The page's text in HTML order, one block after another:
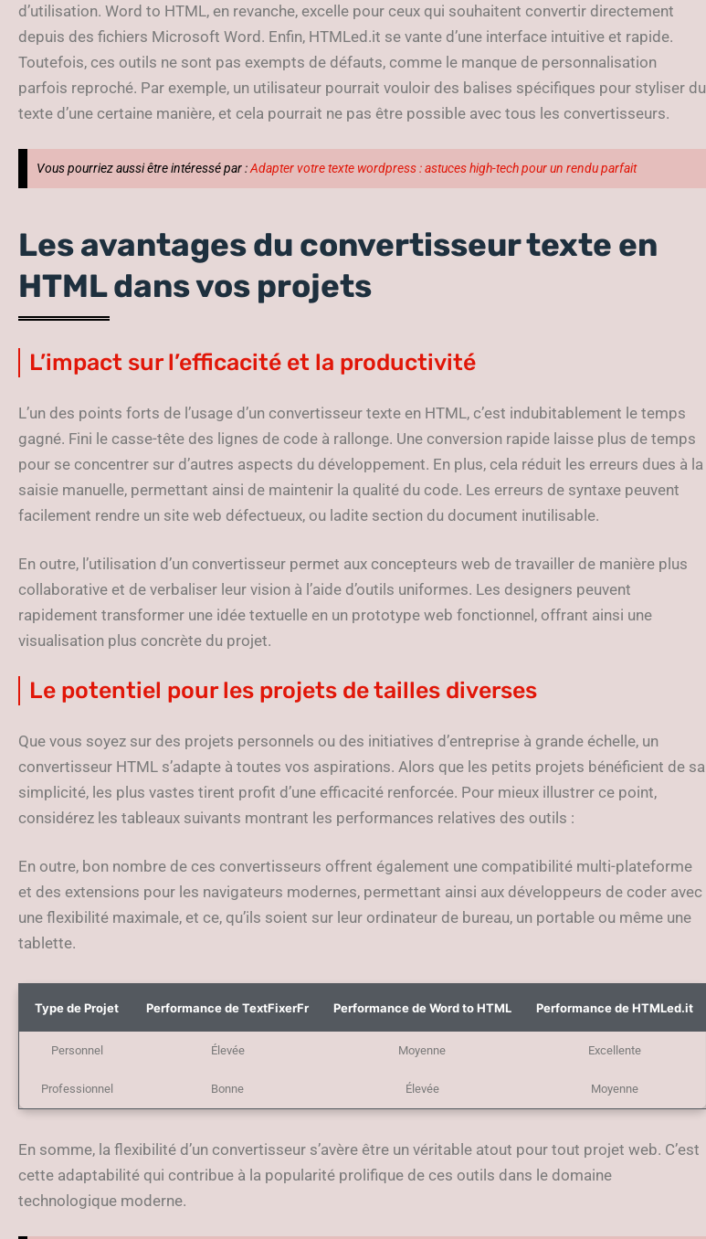
d’utilisation. Word to HTML, en revanche, excelle pour ceux qui souhaitent convertir directement
depuis des fichiers Microsoft Word. Enfin, HTMLed.it se vante d’une interface intuitive et rapide.
Toutefois, ces outils ne sont pas exempts de défauts, comme le manque de personnalisation
parfois reproché. Par exemple, un utilisateur pourrait vouloir des balises spécifiques pour styliser du
texte d’une certaine manière, et cela pourrait ne pas être possible avec tous les convertisseurs.
Vous pourriez aussi être intéressé par :Adapter votre texte wordpress : astuces high-tech pour un rendu parfait
Les avantages du convertisseur texte en
HTML dans vos projets
L’impact sur l’efficacité et la productivité
L’un des points forts de l’usage d’un convertisseur texte en HTML, c’est indubitablement le temps
gagné. Fini le casse-tête des lignes de code à rallonge. Une conversion rapide laisse plus de temps
pour se concentrer sur d’autres aspects du développement. En plus, cela réduit les erreurs dues à la
saisie manuelle, permettant ainsi de maintenir la qualité du code. Les erreurs de syntaxe peuvent
facilement rendre un site web défectueux, ou ladite section du document inutilisable.
En outre, l’utilisation d’un convertisseur permet aux concepteurs web de travailler de manière plus
collaborative et de verbaliser leur vision à l’aide d’outils uniformes. Les designers peuvent
rapidement transformer une idée textuelle en un prototype web fonctionnel, offrant ainsi une
visualisation plus concrète du projet.
Le potentiel pour les projets de tailles diverses
Que vous soyez sur des projets personnels ou des initiatives d’entreprise à grande échelle, un
convertisseur HTML s’adapte à toutes vos aspirations. Alors que les petits projets bénéficient de sa
simplicité, les plus vastes tirent profit d’une efficacité renforcée. Pour mieux illustrer ce point,
considérez les tableaux suivants montrant les performances relatives des outils :
En outre, bon nombre de ces convertisseurs offrent également une compatibilité multi-plateforme
et des extensions pour les navigateurs modernes, permettant ainsi aux développeurs de coder avec
une flexibilité maximale, et ce, qu’ils soient sur leur ordinateur de bureau, un portable ou même une
tablette.
Type de Projet Performance de TextFixerFr Performance de Word to HTML Performance de HTMLed.it
Personnel Élevée Moyenne Excellente
Professionnel Bonne Élevée Moyenne
En somme, la flexibilité d’un convertisseur s’avère être un véritable atout pour tout projet web. C’est
cette adaptabilité qui contribue à la popularité prolifique de ces outils dans le domaine
technologique moderne.